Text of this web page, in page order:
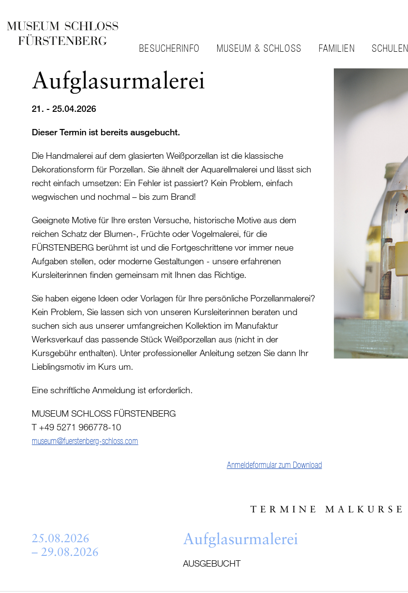
BESUCHERINFO MUSEUM & SCHLOSS FAMILIEN SCHULEN
Aufglasurmalerei
21. - 25.04.2026
Dieser Termin ist bereits ausgebucht.
Die Handmalerei auf dem glasierten Weißporzellan ist die klassische
Dekorationsform für Porzellan. Sie ähnelt der Aquarellmalerei und lässt sich
recht einfach umsetzen: Ein Fehler ist passiert? Kein Problem, einfach
wegwischen und nochmal – bis zum Brand!
Geeignete Motive für Ihre ersten Versuche, historische Motive aus dem
reichen Schatz der Blumen-, Früchte oder Vogelmalerei, für die
FÜRSTENBERG berühmt ist und die Fortgeschrittene vor immer neue
Aufgaben stellen, oder moderne Gestaltungen - unsere erfahrenen
Kursleiterinnen finden gemeinsam mit Ihnen das Richtige.
Sie haben eigene Ideen oder Vorlagen für Ihre persönliche Porzellanmalerei?
Kein Problem, Sie lassen sich von unseren Kursleiterinnen beraten und
suchen sich aus unserer umfangreichen Kollektion im Manufaktur
Werksverkauf das passende Stück Weißporzellan aus (nicht in der
Kursgebühr enthalten). Unter professioneller Anleitung setzen Sie dann Ihr
Lieblingsmotiv im Kurs um.
Eine schriftliche Anmeldung ist erforderlich.
MUSEUM SCHLOSS FÜRSTENBERG
T +49 5271 966778-10
museum@fuerstenberg-schloss.com
Anmeldeformular zum Download
TERMINE MALKURSE
25.08.2026
– 29.08.2026
Aufglasurmalerei
AUSGEBUCHT